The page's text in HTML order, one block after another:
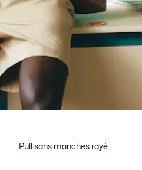
Pull sans manches rayé